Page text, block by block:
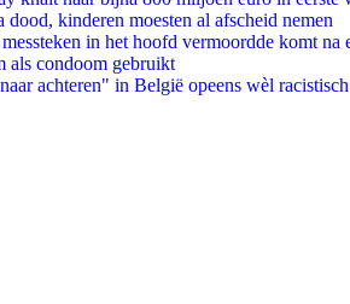
kinderen moesten al afscheid nemen
in het hoofd vermoordde komt na
als condoom gebruikt
achteren" in België opeens wèl racistisch